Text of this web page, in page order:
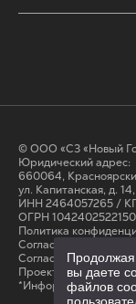
© ООО «СЗ «Новый
Юридический адрес:
660064,
ул. Капитанская, д.
ИНН 2464057265 /
ОГРН 1042402522150
Политика
Согласие на
Cогласие на
Проектные
*Информация на
Продолжая
вы даете
файлов